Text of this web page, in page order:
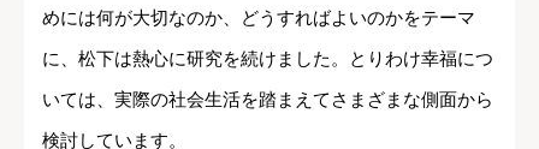
めには何が大切なのか、どうすればよいのかをテーマ
に、松下は熱心に研究を続けました。とりわけ幸福につ
いては、実際の社会生活を踏まえてさまざまな側面から
検討しています。